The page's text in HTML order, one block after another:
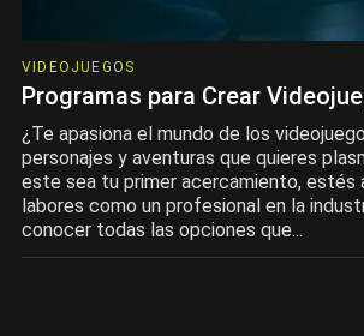
VIDEOJUEGOS
Programas para Crear
¿Te apasiona el mundo de los
personajes y aventuras que quieres
este sea tu primer acercamiento,
labores como un profesional en la
conocer todas las opciones que...